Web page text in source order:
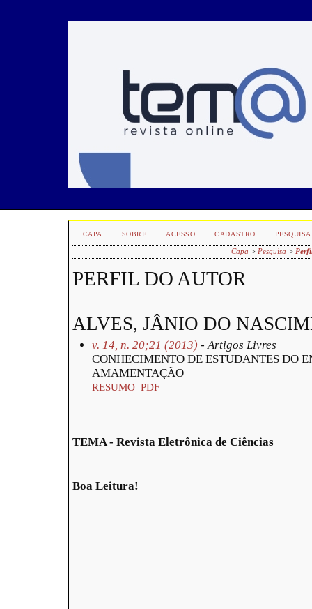
CAPA SOBRE ACESSO CADASTRO PESQUISA
Capa > Pesquisa >
PERFIL DO AUTOR
ALVES, JÂNIO DO
v. 14, n. 20;21 (2013) - Artigos Livres
CONHECIMENTO DE ESTUDANTES DO
AMAMENTAÇÃO
RESUMO PDF
TEMA - Revista Eletrônica de Ciências
Boa Leitura!